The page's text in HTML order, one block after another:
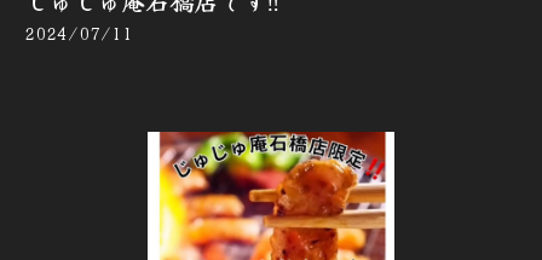
2024/07/11